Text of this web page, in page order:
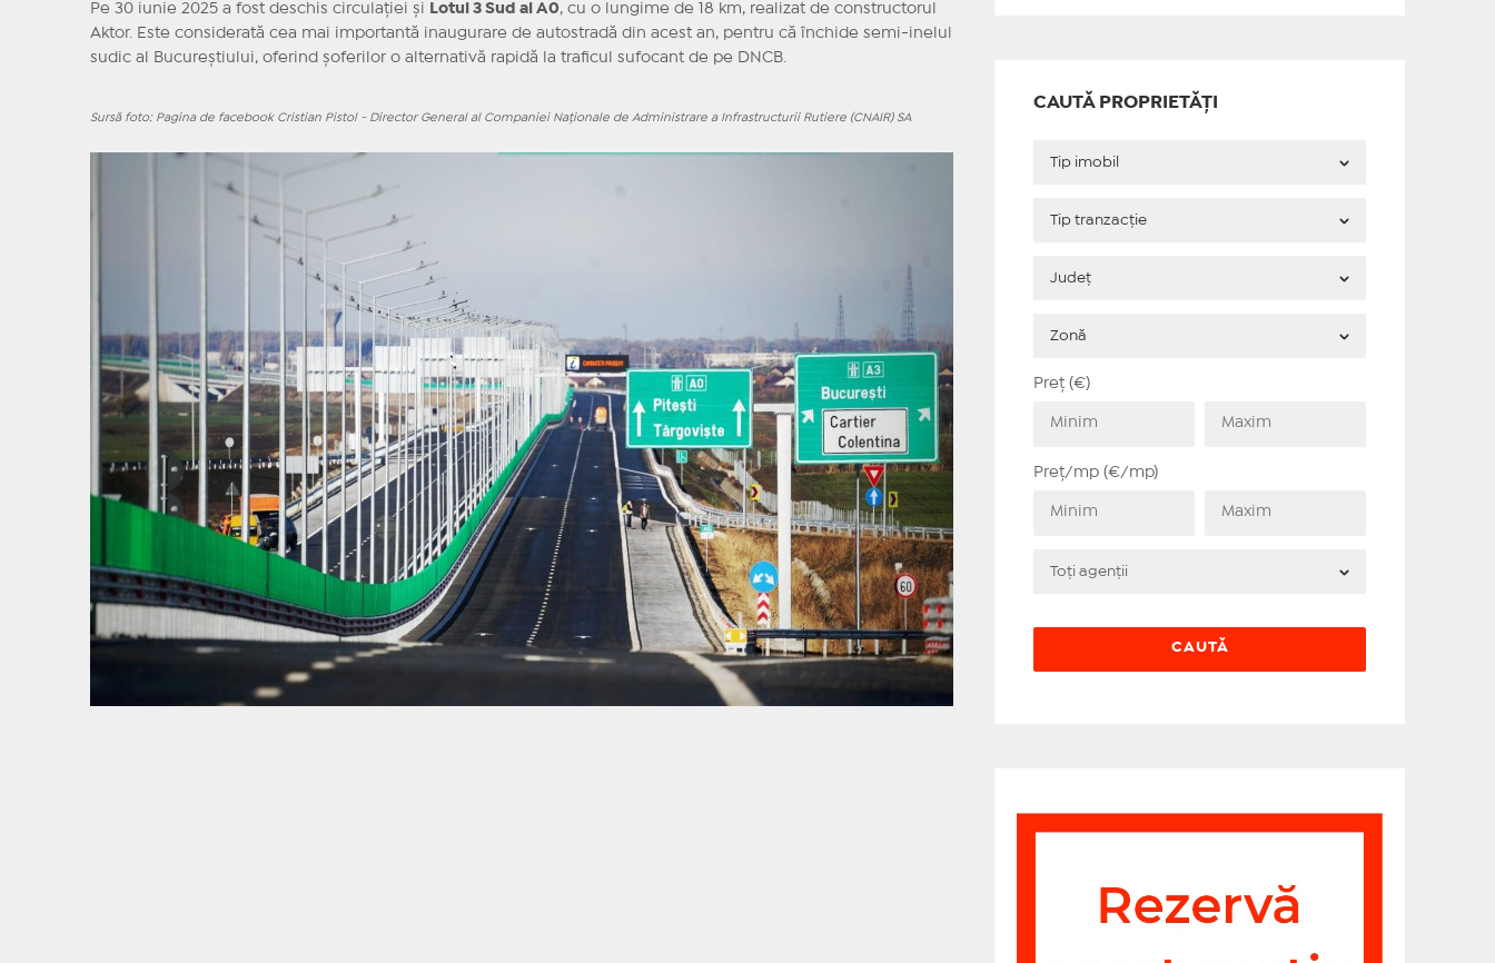
Pe 30 iunie 2025 a fost deschis circulației și Lotul 3 Sud al A0, cu o lungime de 18 km, realizat de constructorul
Aktor. Este considerată cea mai importantă inaugurare de autostradă din acest an, pentru că închide semi-inelul
sudic al Bucureștiului, oferind șoferilor o alternativă rapidă la traficul sufocant de pe DNCB.
Sursă foto: Pagina de facebook Cristian Pistol - Director General al Companiei Naţionale de Administrare a Infrastructurii Rutiere (CNAIR) SA
CAUTĂ PROPRIETĂȚI
Preț (€)
Preț/mp (€/mp)